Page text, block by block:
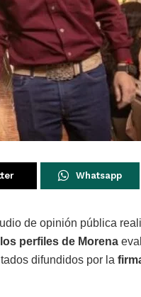
Whatsapp
de opinión pública
perfiles de Morena
difundidos por la